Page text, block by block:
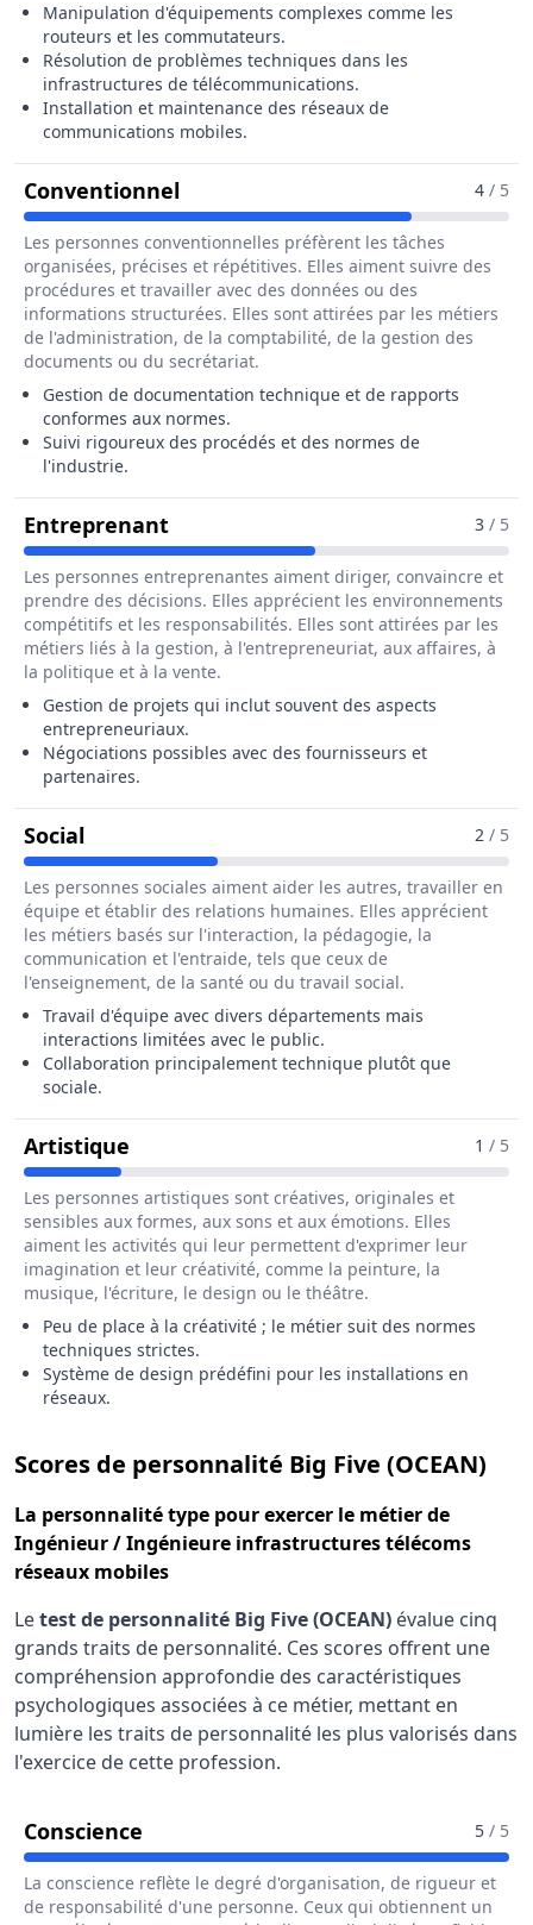
Manipulation d'équipements complexes comme les
routeurs et les commutateurs.
Résolution de problèmes techniques dans les
infrastructures de télécommunications.
Installation et maintenance des réseaux de
communications mobiles.
ConventionnelPour Le Métier De Ingénieur /
4 / 5
Les personnes conventionnelles préfèrent les tâches
organisées, précises et répétitives. Elles aiment suivre des
procédures et travailler avec des données ou des
informations structurées. Elles sont attirées par les métiers
de l'administration, de la comptabilité, de la gestion des
documents ou du secrétariat.
Gestion de documentation technique et de rapports
conformes aux normes.
Suivi rigoureux des procédés et des normes de
l'industrie.
EntreprenantPour Le Métier De Ingénieur /
3 / 5
Les personnes entreprenantes aiment diriger, convaincre et
prendre des décisions. Elles apprécient les environnements
compétitifs et les responsabilités. Elles sont attirées par les
métiers liés à la gestion, à l'entrepreneuriat, aux affaires, à
la politique et à la vente.
Gestion de projets qui inclut souvent des aspects
entrepreneuriaux.
Négociations possibles avec des fournisseurs et
partenaires.
SocialPour Le Métier De Ingénieur / 2 / 5
Les personnes sociales aiment aider les autres, travailler en
équipe et établir des relations humaines. Elles apprécient
les métiers basés sur l'interaction, la pédagogie, la
communication et l'entraide, tels que ceux de
l'enseignement, de la santé ou du travail social.
Travail d'équipe avec divers départements mais
interactions limitées avec le public.
Collaboration principalement technique plutôt que
sociale.
Artistique Pour Le Métier De Ingénieur / 1 / 5
Les personnes artistiques sont créatives, originales et
sensibles aux formes, aux sons et aux émotions. Elles
aiment les activités qui leur permettent d'exprimer leur
imagination et leur créativité, comme la peinture, la
musique, l'écriture, le design ou le théâtre.
Peu de place à la créativité ; le métier suit des normes
techniques strictes.
Système de design prédéfini pour les installations en
réseaux.
Scores de personnalité Big Five (OCEAN)
La personnalité type pour exercer le métier de
Ingénieur / Ingénieure infrastructures télécoms
réseaux mobiles
Letest de personnalité Big Five (OCEAN) évalue cinq
grands traits de personnalité. Ces scores offrent une
compréhension approfondie des caractéristiques
psychologiques associées à ce métier, mettant en
lumière les traits de personnalité les plus valorisés dans
l'exercice de cette profession.
Conscience Pour Le Métier De Ingénieur / 5 / 5
La conscience reflète le degré d'organisation, de rigueur et
de responsabilité d'une personne. Ceux qui obtiennent un